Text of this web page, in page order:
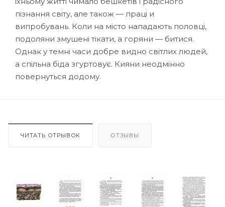
пізнання світу, але також — праці и
випробувань. Коли на місто нападають половці,
подоляни змушені тікати, а горяни — битися.
Однак у темні часи добре видно світлих людей,
а спільна біда згуртовує. Кияни неодмінно
повернуться додому.
ЧИТАТЬ ОТРЫВОК ОТЗЫВЫ